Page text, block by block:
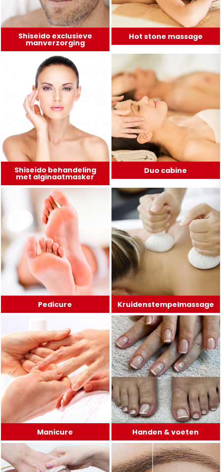
Shiseido exclusieve
manverzorging
Hot stone massage
Shiseido behandeling
met alginaatmasker
Duo cabine
Pedicure Kruidenstempelmassage
Manicure Handen & voeten